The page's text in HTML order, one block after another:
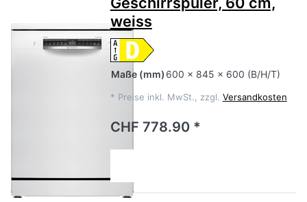
weiss
Maße (mm) 600 x 845 x 600 (B/H/T)
* Preise inkl. MwSt., zzgl. Versandkosten
CHF 778.90 *